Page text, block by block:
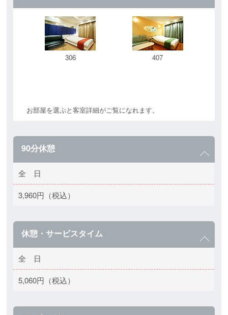
306 407
お部屋を選ぶと客室詳細がご覧になれます。
90分休憩
全 日
3,960円（税込）
休憩・サービスタイム
全 日
5,060円（税込）